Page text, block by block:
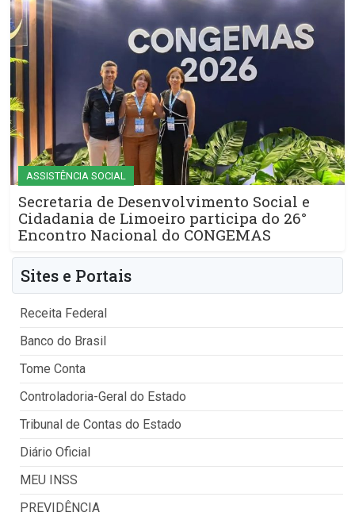
ASSISTÊNCIA SOCIAL
Secretaria de Desenvolvimento Social e
Cidadania de Limoeiro participa do 26°
Encontro Nacional do CONGEMAS
Sites e Portais
Receita Federal
Banco do Brasil
Tome Conta
Controladoria-Geral do Estado
Tribunal de Contas do Estado
Diário Oficial
MEU INSS
PREVIDÊNCIA